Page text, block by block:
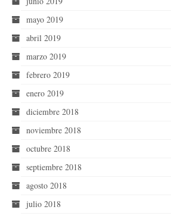
mayo 2019
abril 2019
marzo 2019
febrero 2019
enero 2019
diciembre 2018
noviembre 2018
octubre 2018
septiembre 2018
agosto 2018
julio 2018